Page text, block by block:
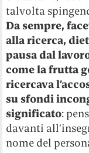
talvolta
Da sempre,
alla ricerca,
pausa dal
come la frutta
ricercava
su sfondi
significato:
davanti
nome del